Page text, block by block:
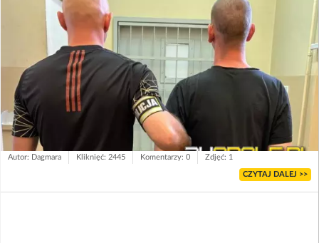
Autor: Dagmara Kliknięć: 2445 Komentarzy: 0 Zdjęć: 1
CZYTAJ DALEJ >>